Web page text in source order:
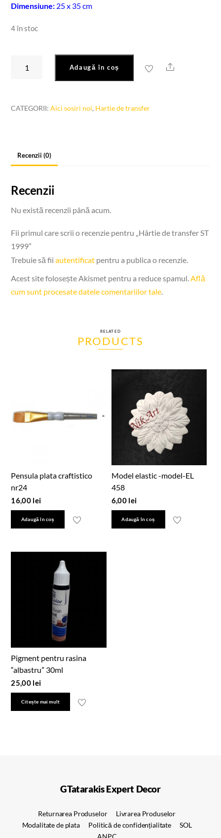
Dimensiune: 25 x 35 cm
4 în stoc
Adaugă în coș Share
CATEGORII:Aici sosiri noi, Hartie de transfer
Recenzii (0)
Recenzii
Nu există recenzii până acum.
Fii primul care scrii o recenzie pentru „Hârtie de transfer ST
1999”
Trebuie să fiiautentificat pentru a publica o recenzie.
Acest site folosește Akismet pentru a reduce spamul.Află
cum sunt procesate datele comentariilor tale.
RELATED
PRODUCTS
Pensula plata craftistico
nr24
16,00 lei
Adaugă în coș
Model elastic -model-EL
458
6,00 lei
Adaugă în coș
Pigment pentru rasina
“albastru” 30ml
25,00 lei
Citește mai mult
GTatarakis Expert Decor
Returnarea Produselor
Livrarea Produselor
Modalitate de plata
Politică de confidențialitate
SOL
ANPC